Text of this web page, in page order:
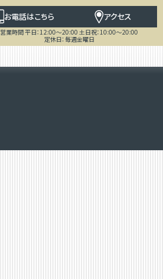
お電話はこちら アクセス
営業時間 平日：12:00～20:00 土日祝：10:00～20:00
定休日：毎週金曜日